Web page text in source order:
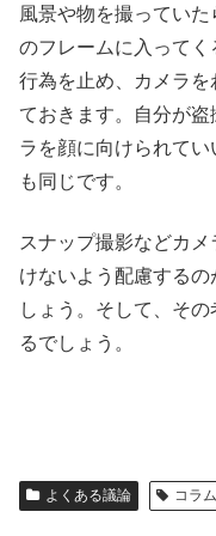
風景や物を撮ってい
のフレームに入って
行為を止め、カメラ
ておきます。自分が
ラを顔に向けられて
も同じです。
スナップ撮影などカ
けないよう配慮する
しょう。そして、そ
るでしょう。
よくある議論 コラム